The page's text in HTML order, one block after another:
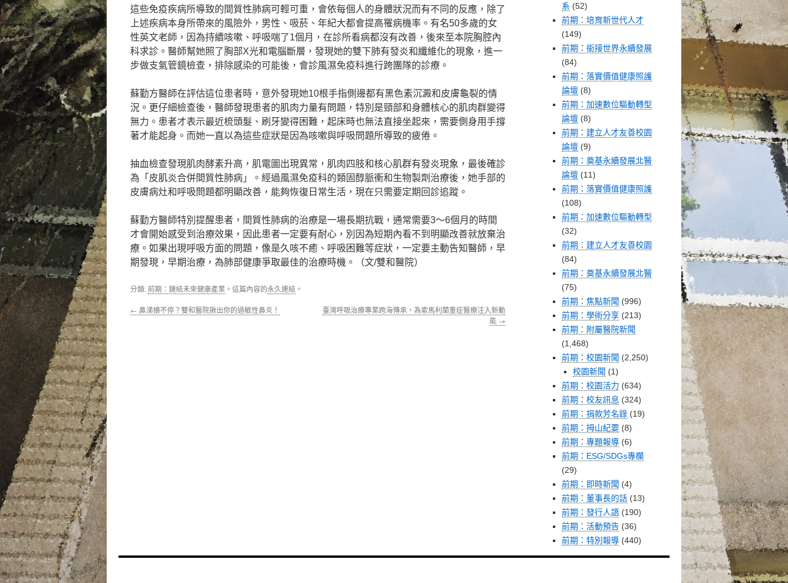
這些免疫疾病所導致的間質性肺病可輕可重，會依每個人的身體狀況而有不同的反應，除了
上述疾病本身所帶來的風險外，男性、吸菸、年紀大都會提高罹病機率。有名50多歲的女
性英文老師，因為持續咳嗽、呼吸喘了1個月，在診所看病都沒有改善，後來至本院胸腔內
科求診。醫師幫她照了胸部X光和電腦斷層，發現她的雙下肺有發炎和纖維化的現象，進一
步做支氣管鏡檢查，排除感染的可能後，會診風濕免疫科進行跨團隊的診療。
蘇勤方醫師在評估這位患者時，意外發現她10根手指側邊都有黑色素沉澱和皮膚龜裂的情
況。更仔細檢查後，醫師發現患者的肌肉力量有問題，特別是頸部和身體核心的肌肉群變得
無力。患者才表示最近梳頭髮、刷牙變得困難，起床時也無法直接坐起來，需要側身用手撐
著才能起身。而她一直以為這些症狀是因為咳嗽與呼吸問題所導致的疲倦。
抽血檢查發現肌肉酵素升高，肌電圖出現異常，肌肉四肢和核心肌群有發炎現象，最後確診
為「皮肌炎合併間質性肺病」。經過風濕免疫科的類固醇脈衝和生物製劑治療後，她手部的
皮膚病灶和呼吸問題都明顯改善，能夠恢復日常生活，現在只需要定期回診追蹤。
蘇勤方醫師特別提醒患者，間質性肺病的治療是一場長期抗戰，通常需要3～6個月的時間
才會開始感受到治療效果，因此患者一定要有耐心，別因為短期內看不到明顯改善就放棄治
療。如果出現呼吸方面的問題，像是久咳不癒、呼吸困難等症狀，一定要主動告知醫師，早
期發現，早期治療，為肺部健康爭取最佳的治療時機。（文/雙和醫院）
分類:前期：鏈結未來健康產業 。這篇內容的永久連結 。
← 鼻涕擤不停？雙和醫院揪出你的過敏性鼻炎！
臺灣呼吸治療專業跨海傳承，為索馬利蘭重症醫療注入新動
能 →
系 (52)
前期：培育新世代人才
(149)
前期：銜接世界永續發展
(84)
前期：落實價值健康照護
論壇 (8)
前期：加速數位驅動轉型
論壇 (8)
前期：建立人才友善校園
論壇 (9)
前期：奠基永續發展北醫
論壇 (11)
前期：落實價值健康照護
(108)
前期：加速數位驅動轉型
(32)
前期：建立人才友善校園
(84)
前期：奠基永續發展北醫
(75)
前期：焦點新聞 (996)
前期：學術分享 (213)
前期：附屬醫院新聞
(1,468)
前期：校園新聞 (2,250)
校園新聞 (1)
前期：校園活力 (634)
前期：校友訊息 (324)
前期：捐款芳名錄 (19)
前期：拇山紀要 (8)
前期：專題報導 (6)
前期：ESG/SDGs專欄
(29)
前期：即時新聞 (4)
前期：董事長的話 (13)
前期：發行人語 (190)
前期：活動預告 (36)
前期：特別報導 (440)